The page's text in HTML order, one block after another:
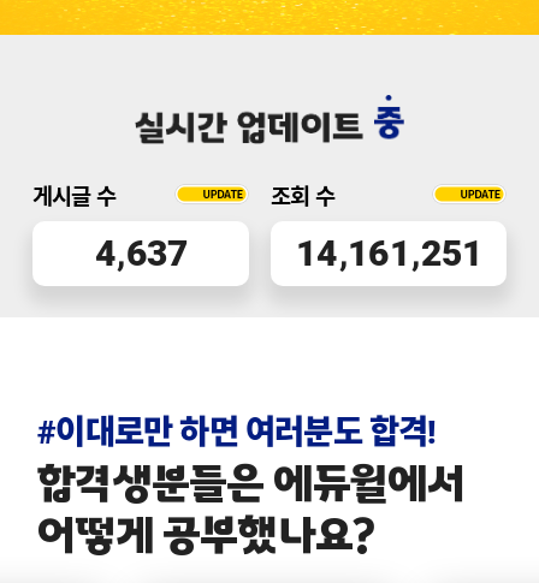
게시글 수
4 637
조회 수
14 161 251
#이대로만 하면 여러분도 합격!
합격생분들은 에듀윌에서
어떻게 공부했나요?